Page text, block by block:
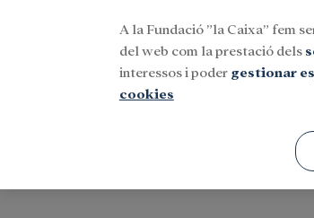
A la Fundació ”la Caixa” fem
del web com la prestació dels
interessos i poder gestionar
cookies